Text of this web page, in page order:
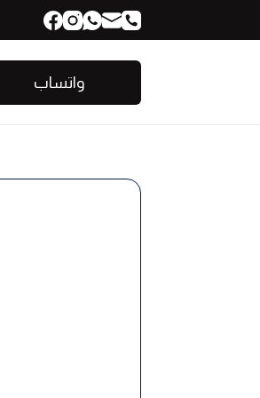
واتساب